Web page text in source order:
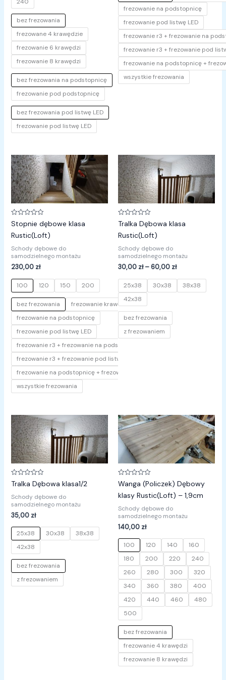
bez frezowania
frezowane 4 krawędzie
frezowanie 6 krawędzi
frezowanie 8 krawędzi
bez frezowania na podstopnicę
frezowanie pod podstopnicę
bez frezowania pod listwę LED
frezowanie pod listwę LED
frezowanie na podstopnicę
frezowanie pod listwę LED
frezowanie r3 + frezowanie na
frezowanie r3 + frezowanie pod
frezowanie na podstopnicę +
wszystkie frezowania
Oceniono
0
na
5
Stopnie dębowe klasa
Rustic(Loft)
Schody dębowe do
samodzielnego montażu
230,00 zł
100 120 150 200
bez frezowania
frezowanie krawędzi r3
frezowanie na podstopnicę
frezowanie pod listwę LED
frezowanie r3 + frezowanie na podstopnicę
frezowanie r3 + frezowanie pod listwę LED
frezowanie na podstopnicę + frezowanie pod listwę LED
wszystkie frezowania
Oceniono
0
na
5
Tralka Dębowa klasa
Rustic(Loft)
Schody dębowe do
samodzielnego montażu
30,00 zł –60,00 zł
Zakres
cen:
od
30,00 zł
do
60,00 zł
25x38 30x38
38x38
42x38
bez frezowania
z frezowaniem
Oceniono
0
5
Tralka Dębowa klasa1/2
Schody dębowe do
samodzielnego montażu
35,00 zł
25x38 30x38
38x38
42x38
bez frezowania
z frezowaniem
Oceniono
0
na
5
Wanga (Policzek) Dębowy
klasy Rustic(Loft) – 1,9cm
Schody dębowe do
samodzielnego montażu
140,00 zł
100 120 140
160
180
200 220
240
260
280 300
320
340
360 380
400
420
440 460
480
500
bez frezowania
frezowanie 4 krawędzi
frezowanie 8 krawędzi